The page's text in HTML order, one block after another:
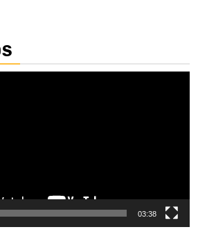
03:38